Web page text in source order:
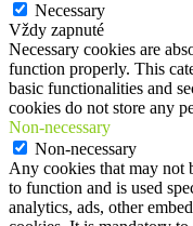
Necessary
Vždy zapnuté
Necessary cookies are
function properly. This
basic functionalities and
cookies do not store any
Non-necessary
Non-necessary
Any cookies that may not
to function and is used
analytics, ads, other